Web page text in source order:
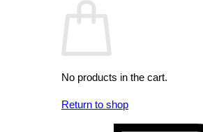
No products in the cart.
Return to shop